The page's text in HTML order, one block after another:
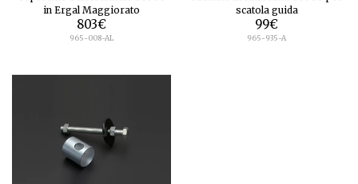
in Ergal Maggiorato
803€
965-008-AL
scatola guida
99€
965-935-A